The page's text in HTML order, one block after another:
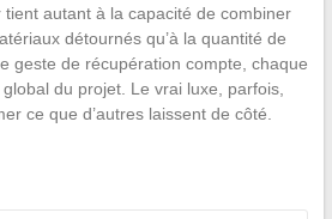
autant à la capacité de combiner
détournés qu’à la quantité de
geste de récupération compte, chaque
du projet. Le vrai luxe, parfois,
ce que d’autres laissent de côté.